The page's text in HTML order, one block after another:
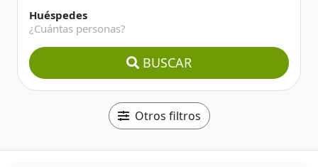
Huéspedes
¿Cuántas personas?
BUSCAR
Otros filtros